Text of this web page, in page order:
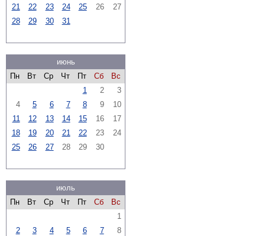
21
22 23 24 25 26
27
28
29 30 31
июнь
Пн
Вт Ср Чт Пт Сб
Вс
1
2
3
4
5 6 7 8 9
10
11
12 13 14 15 16
17
18
19 20 21 22 23
24
25
26 27 28 29 30
июль
Пн
Вт Ср Чт Пт Сб
Вс
1
2
3 4 5 6 7
8